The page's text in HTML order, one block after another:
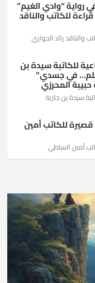
رواية “وادي الغيم”
للكاتب والناقد
والناقد رائد الحواري
للكاتبة سيدة بن
في جسدي”
المحرزي
سيدة بن جازية
للكاتب أمين
أمين الساطي